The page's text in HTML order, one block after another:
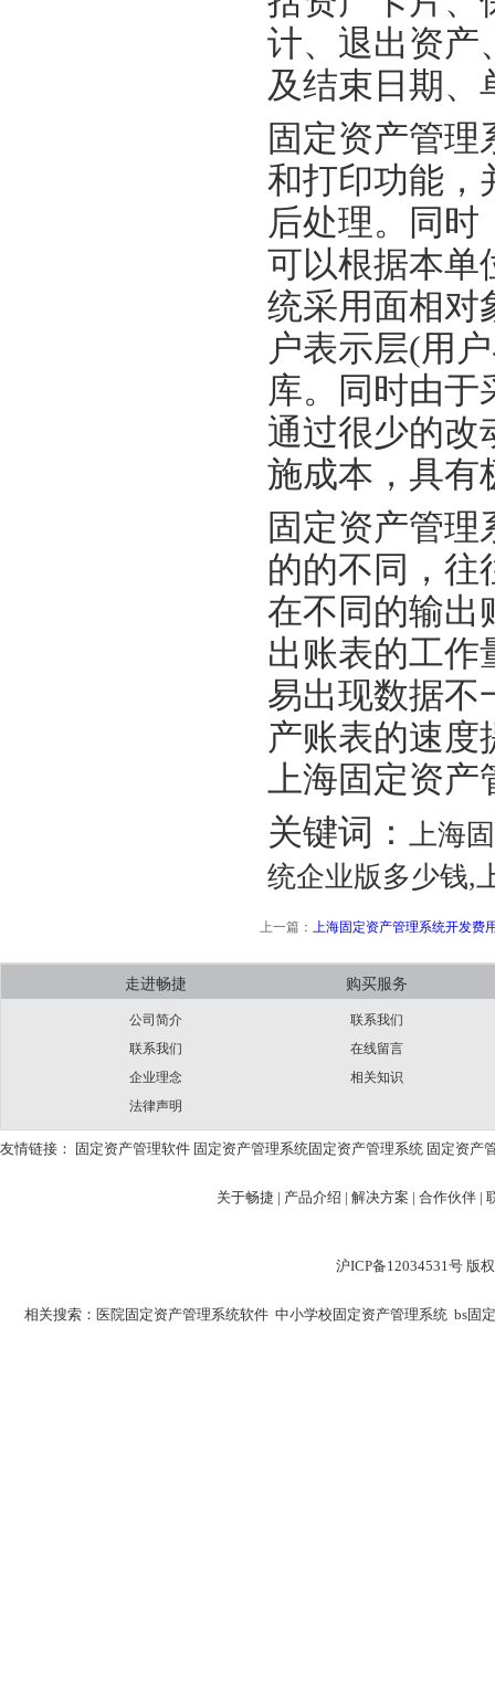
计、退出资产
及结束日期、
固定资产管
和打印功能，
后处理。同时
可以根据本单
统采用面相对
户表示层(用
库。同时由于
通过很少的改
施成本，具有
固定资产管
的的不同，往
在不同的输出
出账表的工作
易出现数据不
产账表的速度
上海固定资产
关键词： 上海
统企业版多少钱,
上一篇： 上海固定资产管理系统开发费
走进畅捷
公司简介
联系我们
企业理念
法律声明
购买服务
联系我们
在线留言
相关知识
友情链接： 固定资产管理软件 固定资产管理系统固定资产管理系统 固定资产
关于畅捷 | 产品介绍 | 解决方案 | 合作伙伴 |
沪ICP备12034531号 版
相关搜索： 医院固定资产管理系统软件 中小学校固定资产管理系统 bs固